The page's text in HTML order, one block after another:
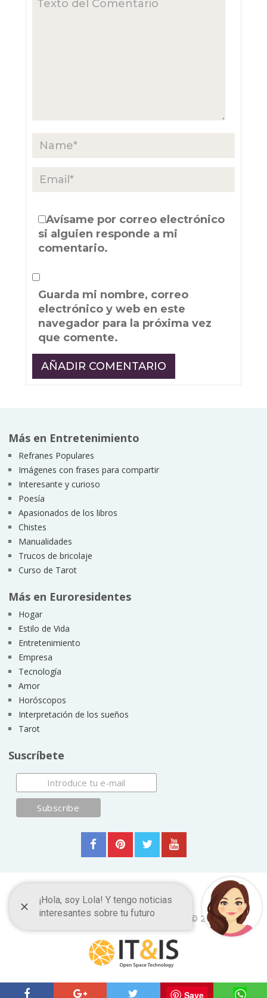
Avísame por correo electrónico
si alguien responde a mi
comentario.
Guarda mi nombre, correo
electrónico y web en este
navegador para la próxima vez
que comente.
Más en Entretenimiento
Refranes Populares
Imágenes con frases para compartir
Interesante y curioso
Poesía
Apasionados de los libros
Chistes
Manualidades
Trucos de bricolaje
Curso de Tarot
Más en Euroresidentes
Hogar
Estilo de Vida
Entretenimiento
Empresa
Tecnología
Amor
Horóscopos
Interpretación de los sueños
Tarot
Suscríbete
Frases y Citas CélebresCopyright © 2026.
ItyIs Siglo XXI| Euroresidentes
Principios generales
Save